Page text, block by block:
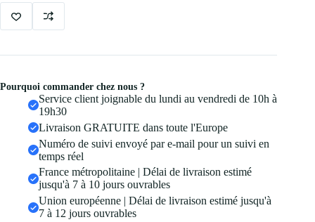
Pourquoi commander chez nous ?
Service client joignable du lundi au vendredi de 10h à
19h30
Livraison GRATUITE dans toute l'Europe
Numéro de suivi envoyé par e-mail pour un suivi en
temps réel
France métropolitaine | Délai de livraison estimé
jusqu'à 7 à 10 jours ouvrables
Union européenne | Délai de livraison estimé jusqu'à
7 à 12 jours ouvrables